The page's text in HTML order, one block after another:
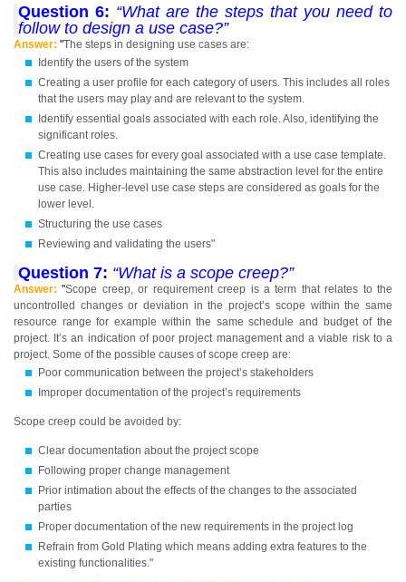
Question 6: “What are the steps that you need to
follow to design a use case?”
Answer: "The steps in designing use cases are:
Identify the users of the system
Creating a user profile for each category of users. This includes all roles
that the users may play and are relevant to the system.
Identify essential goals associated with each role. Also, identifying the
significant roles.
Creating use cases for every goal associated with a use case template.
This also includes maintaining the same abstraction level for the entire
use case. Higher-level use case steps are considered as goals for the
lower level.
Structuring the use cases
Reviewing and validating the users"
Question 7: “What is a scope creep?”
Answer:"Scope creep, or requirement creep is a term that relates to the
uncontrolled changes or deviation in the project’s scope within the same
resource range for example within the same schedule and budget of the
project. It’s an indication of poor project management and a viable risk to a
project. Some of the possible causes of scope creep are:
Poor communication between the project’s stakeholders
Improper documentation of the project’s requirements
Scope creep could be avoided by:
Clear documentation about the project scope
Following proper change management
Prior intimation about the effects of the changes to the associated
parties
Proper documentation of the new requirements in the project log
Refrain from Gold Plating which means adding extra features to the
existing functionalities."